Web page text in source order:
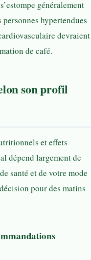
généralement
hypertendues
devraient
de café.
son profil
et effets
dépend largement de
santé et de votre mode
pour des matins